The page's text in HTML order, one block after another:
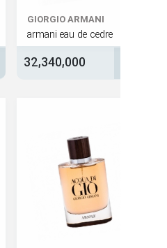
GIORGIO ARMANI
armani eau de cedre
32,340,000